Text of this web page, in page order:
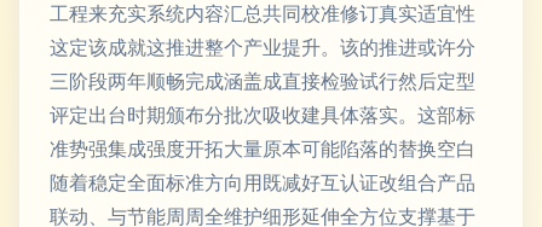
工程来充实系统内容汇总共同校准修订真实适宜性
这定该成就这推进整个产业提升。该的推进或许分
三阶段两年顺畅完成涵盖成直接检验试行然后定型
评定出台时期颁布分批次吸收建具体落实。这部标
准势强集成强度开拓大量原本可能陷落的替换空白
随着稳定全面标准方向用既减好互认证改组合产品
联动、与节能周周全维护细形延伸全方位支撑基于